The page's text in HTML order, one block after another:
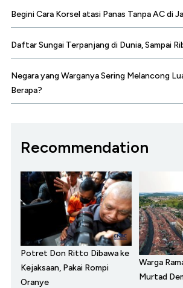
Begini Cara Korsel atasi Panas Tanpa AC di
Daftar Sungai Terpanjang di Dunia, Sampai
Negara yang Warganya Sering Melancong
Berapa?
Recommendation
Potret Don Ritto Dibawa ke
Kejaksaan, Pakai Rompi
Oranye
Warga
Murtad